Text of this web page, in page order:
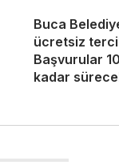
Buca
ücretsiz
Başvurular
kadar